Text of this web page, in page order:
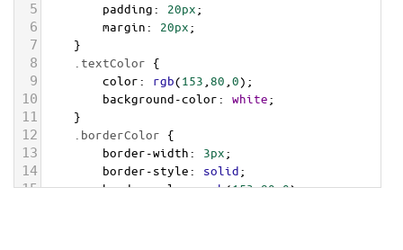
5 padding: 20px;
6 margin: 20px;
7 }
8 .textColor {
9 color: rgb(153 80 0);
10 background-color: white;
11 }
12 .borderColor {
13 border-width: 3px;
14 border-style: solid;
15 border-color: rgb(153,80,0);